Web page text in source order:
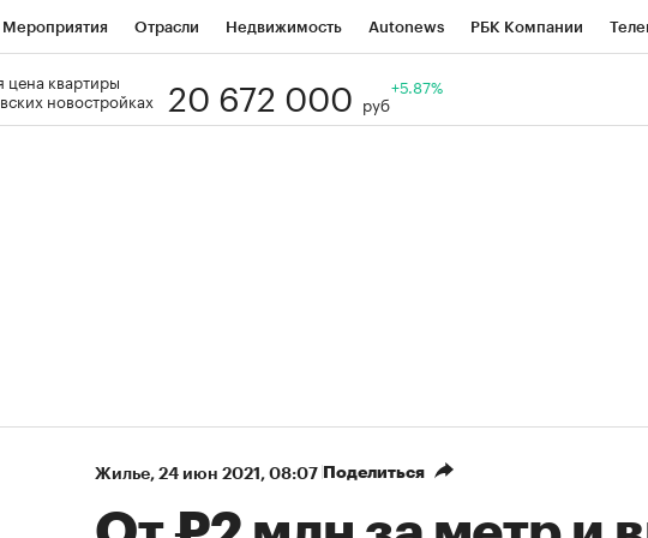
Мероприятия Отрасли Недвижимость Autonews РБК Компании
Визионеры
цена квартиры
новостройках
20 672 000 руб
+5.87%
Жилье⁠, 24 июн 2021, 08:07 Поделиться